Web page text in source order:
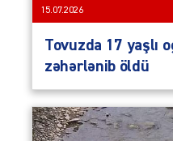
15.07.2026
Tovuzda 17 yaşlı
zəhərlənib öldü